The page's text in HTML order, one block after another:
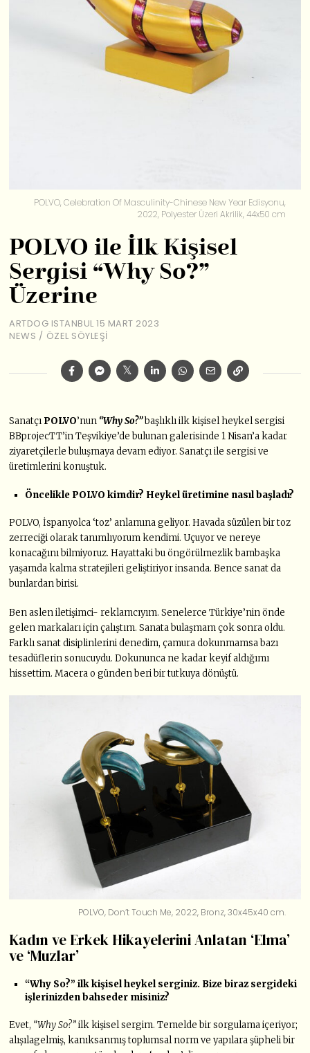
POLVO, Celebration Of Masculinity-Chinese New Year Edisyonu,
2022, Polyester Üzeri Akrilik, 44x50 cm
POLVO ile İlk Kişisel
Sergisi “Why So?”
Üzerine
ARTDOG ISTANBUL 15 MART 2023
NEWS / ÖZEL SÖYLEŞI
Sanatçı POLVO’nun “Why So?”başlıklı ilk kişisel heykel sergisi
BBprojecTT’in Teşvikiye’de bulunan galerisinde 1 Nisan’a kadar
ziyaretçilerle buluşmaya devam ediyor. Sanatçı ile sergisi ve
üretimlerini konuştuk.
Öncelikle POLVO kimdir? Heykel üretimine nasıl başladı?
POLVO, İspanyolca ‘toz’ anlamına geliyor. Havada süzülen bir toz
zerreciği olarak tanımlıyorum kendimi. Uçuyor ve nereye
konacağını bilmiyoruz. Hayattaki bu öngörülmezlik bambaşka
yaşamda kalma stratejileri geliştiriyor insanda. Bence sanat da
bunlardan birisi.
Ben aslen iletişimci- reklamcıyım. Senelerce Türkiye’nin önde
gelen markaları için çalıştım. Sanata bulaşmam çok sonra oldu.
Farklı sanat disiplinlerini denedim, çamura dokunmamsa bazı
tesadüflerin sonucuydu. Dokununca ne kadar keyif aldığımı
hissettim. Macera o günden beri bir tutkuya dönüştü.
POLVO, Don’t Touch Me, 2022, Bronz, 30x45x40 cm.
Kadın ve Erkek Hikayelerini Anlatan ‘Elma’
ve ‘Muzlar’
“Why So?” ilk kişisel heykel serginiz. Bize biraz sergideki
işlerinizden bahseder misiniz?
Evet, “Why So?”ilk kişisel sergim. Temelde bir sorgulama içeriyor;
alışılagelmiş, kanıksanmış toplumsal norm ve yapılara şüpheli bir